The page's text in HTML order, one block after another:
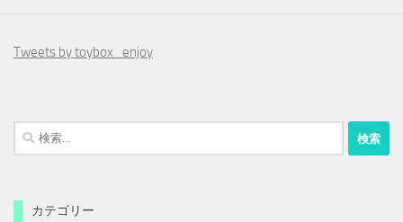
Tweets by toybox_enjoy
検
索:
カテゴリー